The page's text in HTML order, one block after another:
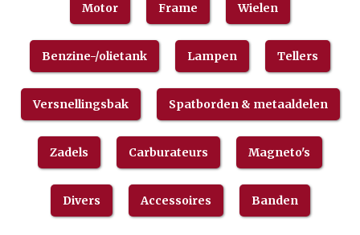
Motor Frame Wielen
Benzine-/olietank Lampen Tellers
Versnellingsbak Spatborden & metaaldelen
Zadels Carburateurs Magneto's
Divers Accessoires Banden